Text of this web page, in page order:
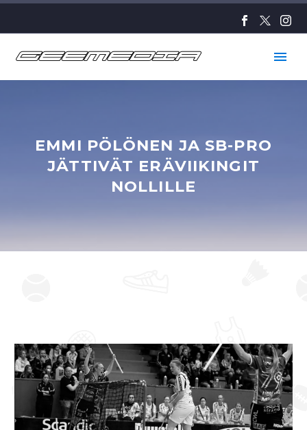
EMMI PÖLÖNEN JA SB-PRO
JÄTTIVÄT ERÄVIIKINGIT
NOLLILLE